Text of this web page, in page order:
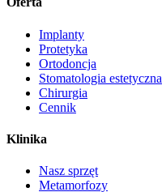
Implanty
Protetyka
Ortodoncja
Stomatologia estetyczna
Chirurgia
Cennik
Klinika
Nasz sprzęt
Metamorfozy